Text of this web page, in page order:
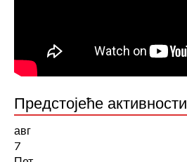
Предстојеће активности
авг
7